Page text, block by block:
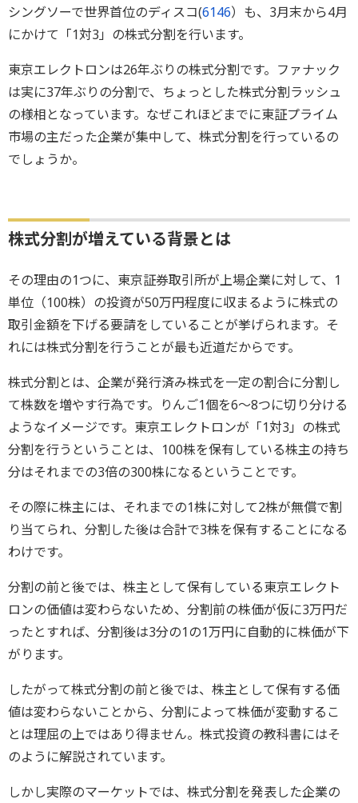
シングソーで世界首位のディスコ(6146）も、3月末から4月
にかけて「1対3」の株式分割を行います。
東京エレクトロンは26年ぶりの株式分割です。ファナック
は実に37年ぶりの分割で、ちょっとした株式分割ラッシュ
の様相となっています。なぜこれほどまでに東証プライム
市場の主だった企業が集中して、株式分割を行っているの
でしょうか。
株式分割が増えている背景とは
その理由の1つに、東京証券取引所が上場企業に対して、1
単位（100株）の投資が50万円程度に収まるように株式の
取引金額を下げる要請をしていることが挙げられます。そ
れには株式分割を行うことが最も近道だからです。
株式分割とは、企業が発行済み株式を一定の割合に分割し
て株数を増やす行為です。りんご1個を6～8つに切り分ける
ようなイメージです。東京エレクトロンが「1対3」の株式
分割を行うということは、100株を保有している株主の持ち
分はそれまでの3倍の300株になるということです。
その際に株主には、それまでの1株に対して2株が無償で割
り当てられ、分割した後は合計で3株を保有することになる
わけです。
分割の前と後では、株主として保有している東京エレクト
ロンの価値は変わらないため、分割前の株価が仮に3万円だ
ったとすれば、分割後は3分の1の1万円に自動的に株価が下
がります。
したがって株式分割の前と後では、株主として保有する価
値は変わらないことから、分割によって株価が変動するこ
とは理屈の上ではあり得ません。株式投資の教科書にはそ
のように解説されています。
しかし実際のマーケットでは、株式分割を発表した企業の